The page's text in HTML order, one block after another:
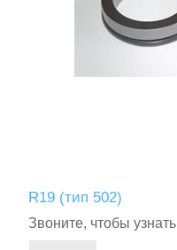
R19 (тип 502)
Звоните, чтобы